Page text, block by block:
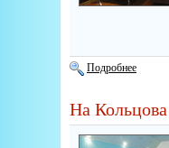
Подробнее
На Кольцова